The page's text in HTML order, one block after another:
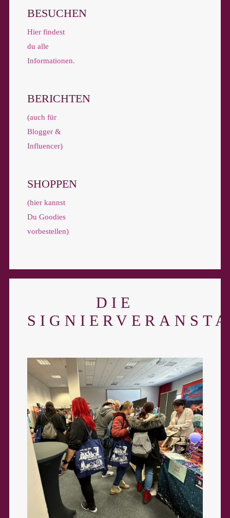
BESUCHEN
Hier findest
du alle
Informationen.
BERICHTEN
(auch für
Blogger &
Influencer)
SHOPPEN
(hier kannst
Du Goodies
vorbestellen)
DIE